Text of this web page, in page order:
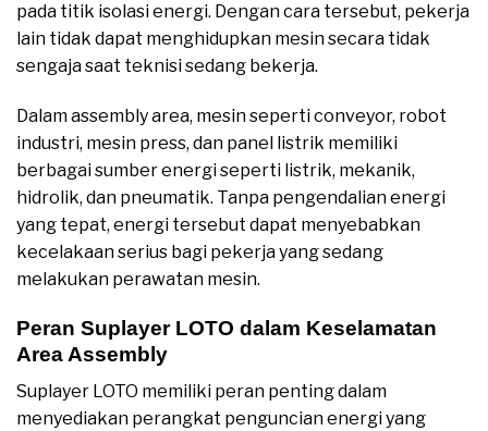
pada titik isolasi energi. Dengan cara tersebut, pekerja
lain tidak dapat menghidupkan mesin secara tidak
sengaja saat teknisi sedang bekerja.
Dalam assembly area, mesin seperti conveyor, robot
industri, mesin press, dan panel listrik memiliki
berbagai sumber energi seperti listrik, mekanik,
hidrolik, dan pneumatik. Tanpa pengendalian energi
yang tepat, energi tersebut dapat menyebabkan
kecelakaan serius bagi pekerja yang sedang
melakukan perawatan mesin.
Peran Suplayer LOTO dalam Keselamatan
Area Assembly
Suplayer LOTO memiliki peran penting dalam
menyediakan perangkat penguncian energi yang